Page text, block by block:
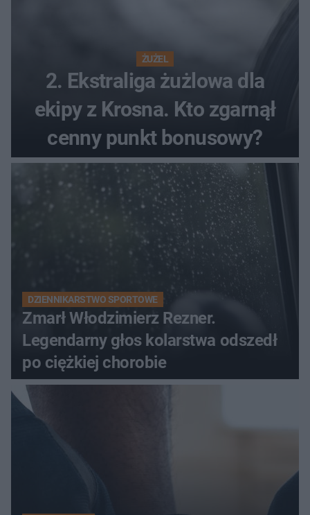
ŻUŻEL
2. Ekstraliga żużlowa dla
ekipy z Krosna. Kto zgarnął
cenny punkt bonusowy?
DZIENNIKARSTWO SPORTOWE
Zmarł Włodzimierz Rezner.
Legendarny głos kolarstwa odszedł
po ciężkiej chorobie